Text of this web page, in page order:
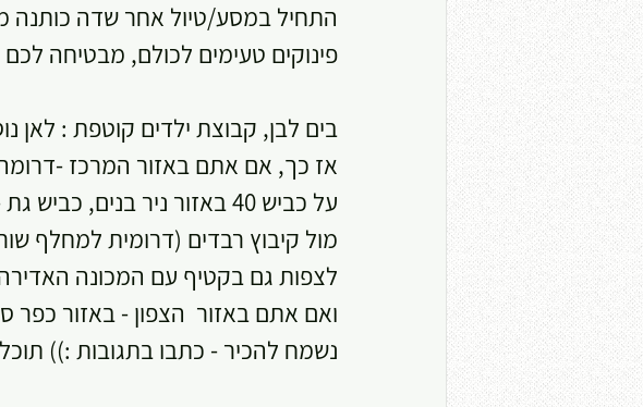
התחיל במסע/טיול אחר שדה כותנה
פינוקים טעימים לכולם, מבטיחה
בים לבן, קבוצת ילדים קוטפת : לאן
אז כך, אם אתם באזור המרכז -
מול קיבוץ רבדים (דרומית למחלף
לצפות גם בקטיף עם המכונה
נשמח להכיר - כתבו בתגובות :))